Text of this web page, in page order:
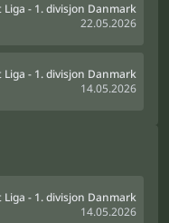
Liga - 1. divisjon Danmark
22.05.2026
Liga - 1. divisjon Danmark
14.05.2026
Liga - 1. divisjon Danmark
14.05.2026